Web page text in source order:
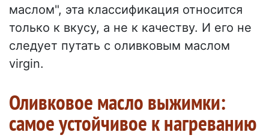
маслом", эта классификация относится
только к вкусу, а не к качеству. И его не
следует путать с оливковым маслом
virgin.
Оливковое масло выжимки:
самое устойчивое к нагреванию